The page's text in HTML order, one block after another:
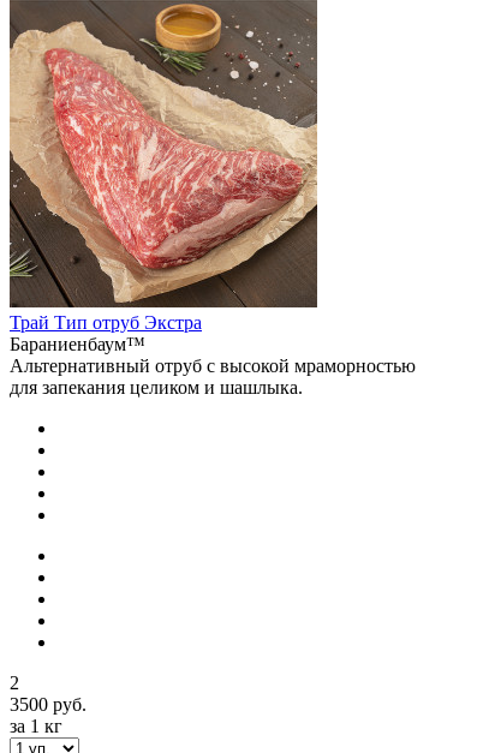
Трай Тип отруб Экстра
Бараниенбаум™
Альтернативный отруб с высокой мраморностью
для запекания целиком и шашлыка.
2
3500 руб.
за 1 кг